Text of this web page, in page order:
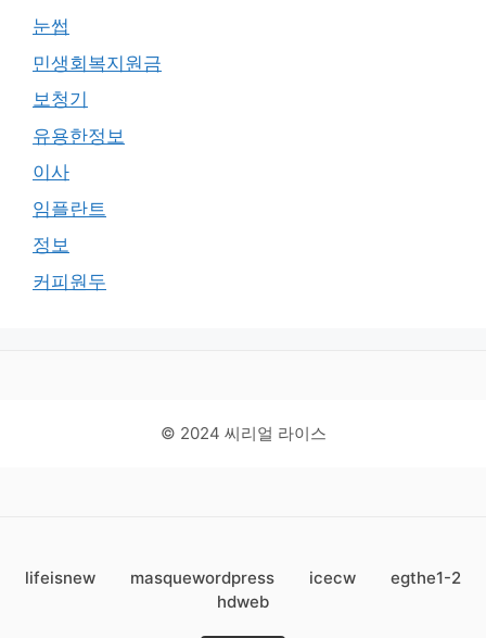
눈썹
민생회복지원금
보청기
유용한정보
이사
임플란트
정보
커피원두
© 2024 씨리얼 라이스
lifeisnew masquewordpress icecw
egthe1-2
hdweb